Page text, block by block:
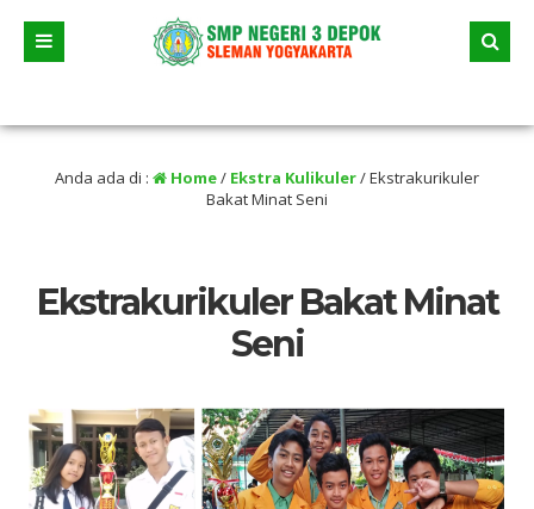
liburan
Anda ada di : Home/ Ekstra Kulikuler/Ekstrakurikuler
Bakat Minat Seni
Ekstrakurikuler Bakat Minat
Seni